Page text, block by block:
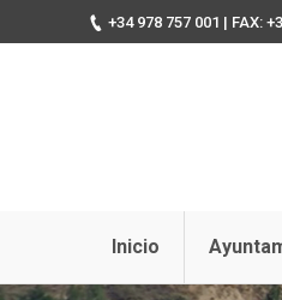
+34 978 757 001 | FAX:
Inicio